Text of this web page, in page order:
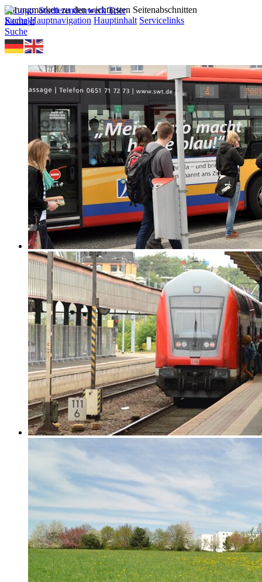
Sprungmarken zu den wichtigsten Seitenabschnitten
Suche Hauptnavigation Hauptinhalt Servicelinks
Kontakt
Suche